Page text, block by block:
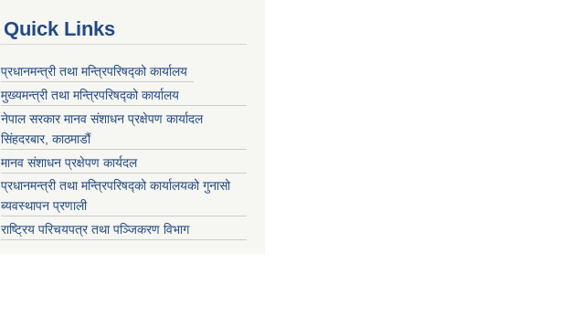
Quick Links
प्रधानमन्त्री तथा मन्त्रिपरिषद्को कार्यालय
मुख्यमन्त्री तथा मन्त्रिपरिषद्को कार्यालय
नेपाल सरकार मानव संशाधन प्रक्षेपण कार्यादल
सिंहदरबार, काठमाडौं
मानव संशाधन प्रक्षेपण कार्यदल
प्रधानमन्त्री तथा मन्त्रिपरिषद्को कार्यालयको गुनासो
ब्यवस्थापन प्रणाली
राष्ट्रिय परिचयपत्र तथा पञ्जिकरण विभाग